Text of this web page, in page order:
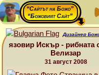
“Сайтът на Божо”
“Божовият Сайт”
Дизайнер
язовир Искър - рибната
Велизар
31 август 2008